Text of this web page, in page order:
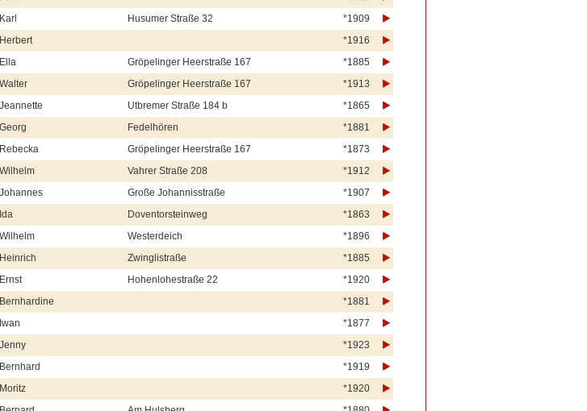
Karl Husumer Straße 32
*1909
Herbert
*1916
Ella Gröpelinger Heerstraße 167
*1885
Walter Gröpelinger Heerstraße 167
*1913
Jeannette Utbremer Straße 184 b
*1865
Georg Fedelhören
*1881
Rebecka Gröpelinger Heerstraße 167
*1873
Wilhelm Vahrer Straße 208
*1912
Johannes Große Johannisstraße
*1907
Ida Doventorsteinweg
*1863
Wilhelm Westerdeich
*1896
Heinrich Zwinglistraße
*1885
Ernst Hohenlohestraße 22
*1920
Bernhardine
*1881
Iwan
*1877
Jenny
*1923
Bernhard
*1919
Moritz
*1920